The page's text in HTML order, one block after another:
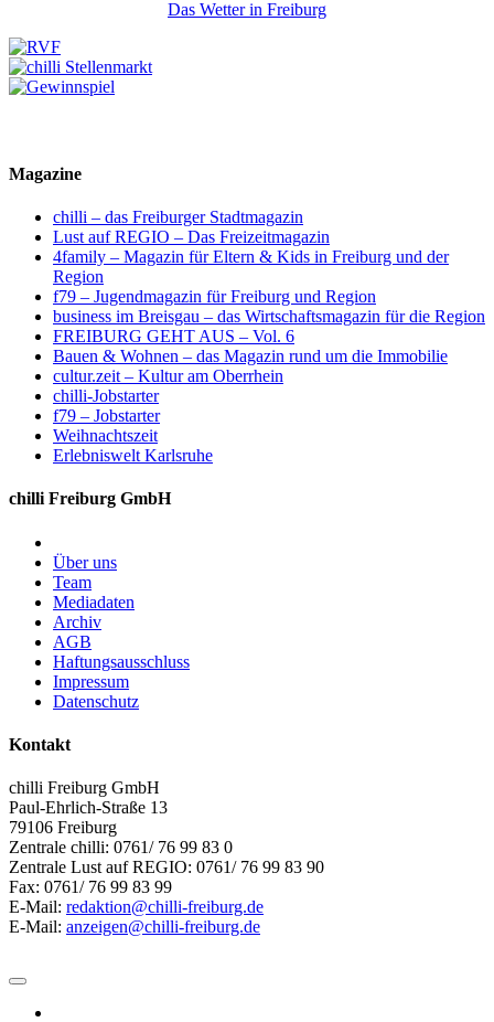
Das Wetter in Freiburg
Magazine
chilli – das Freiburger Stadtmagazin
Lust auf REGIO – Das Freizeitmagazin
4family – Magazin für Eltern & Kids in Freiburg und der
Region
f79 – Jugendmagazin für Freiburg und Region
business im Breisgau – das Wirtschaftsmagazin für die Region
FREIBURG GEHT AUS – Vol. 6
Bauen & Wohnen – das Magazin rund um die Immobilie
cultur.zeit – Kultur am Oberrhein
chilli-Jobstarter
f79 – Jobstarter
Weihnachtszeit
Erlebniswelt Karlsruhe
chilli Freiburg GmbH
Über uns
Team
Mediadaten
Archiv
AGB
Haftungsausschluss
Impressum
Datenschutz
Kontakt
chilli Freiburg GmbH
Paul-Ehrlich-Straße 13
79106 Freiburg
Zentrale chilli: 0761/ 76 99 83 0
Zentrale Lust auf REGIO: 0761/ 76 99 83 90
Fax: 0761/ 76 99 83 99
E-Mail: redaktion@chilli-freiburg.de
E-Mail: anzeigen@chilli-freiburg.de